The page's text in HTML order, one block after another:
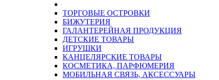
ТОРГОВЫЕ ОСТРОВКИ
БИЖУТЕРИЯ
ГАЛАНТЕРЕЙНАЯ ПРОДУКЦИЯ
ДЕТСКИЕ ТОВАРЫ
ИГРУШКИ
КАНЦЕЛЯРСКИЕ ТОВАРЫ
КОСМЕТИКА, ПАРФЮМЕРИЯ
МОБИЛЬНАЯ СВЯЗЬ, АКСЕССУАРЫ